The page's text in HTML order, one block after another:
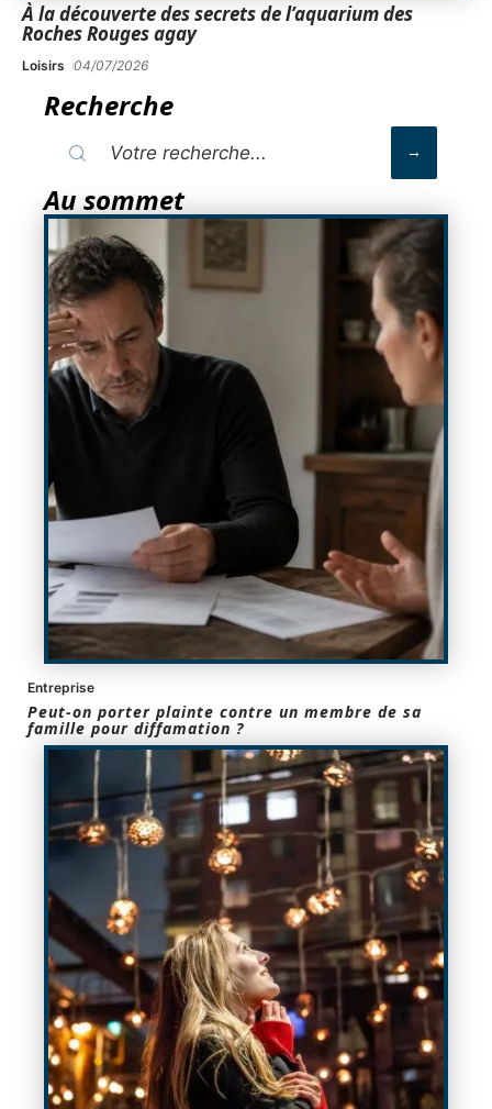
À la découverte des secrets de l’aquarium des
Roches Rouges agay
Loisirs 04/07/2026
Recherche
Au sommet
Entreprise
Peut-on porter plainte contre un membre de sa
famille pour diffamation ?